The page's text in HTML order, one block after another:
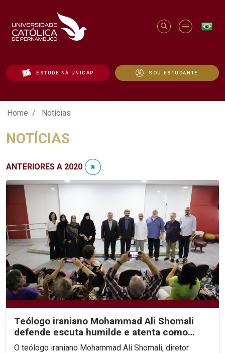
ESTUDE NA UNICAP SOU ESTUDANTE
Notícias - Unicap
Home Notícias
NOTÍCIAS
ANTERIORES A 2020
Teólogo iraniano Mohammad Ali Shomali
defende escuta humilde e atenta como
base de diálogo...
O teólogo iraniano Mohammad Ali Shomali, diretor